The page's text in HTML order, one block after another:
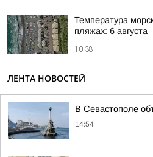
Температура
пляжах: 6 августа
10:38
ЛЕНТА НОВОСТЕЙ
В Севастополе
14:54